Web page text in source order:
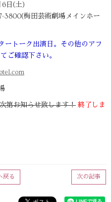
6日(土)
3800(梅田芸術劇場メインホー
トーク出演日。その他のアフ
ご確認下さい。
第お知らせ致します！ 終了しま
次の記事
戻る